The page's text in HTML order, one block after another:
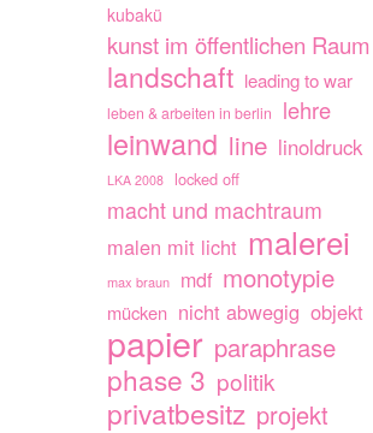
kubakü
kunst im öffentlichen Raum
landschaft leading to war
leben & arbeiten in berlin lehre
leinwand line linoldruck
LKA 2008 locked off
macht und machtraum
malen mit licht malerei
max braun mdf monotypie
mücken nicht abwegig objekt
papier paraphrase
phase 3 politik
privatbesitz projekt